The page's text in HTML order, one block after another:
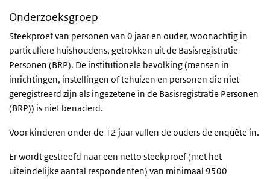
Onderzoeksgroep
Steekproef van personen van 0 jaar en ouder, woonachtig in
particuliere huishoudens, getrokken uit de Basisregistratie
Personen (BRP). De institutionele bevolking (mensen in
inrichtingen, instellingen of tehuizen en personen die niet
geregistreerd zijn als ingezetene in de Basisregistratie Personen
(BRP)) is niet benaderd.
Voor kinderen onder de 12 jaar vullen de ouders de enquête in.
Er wordt gestreefd naar een netto steekproef (met het
uiteindelijke aantal respondenten) van minimaal 9500